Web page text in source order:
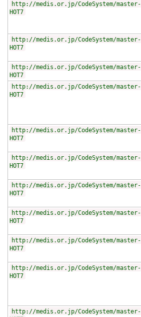
http://medis.or.jp/CodeSystem/master-
HOT7
http://medis.or.jp/CodeSystem/master-
HOT7
http://medis.or.jp/CodeSystem/master-
HOT7
http://medis.or.jp/CodeSystem/master-
HOT7
http://medis.or.jp/CodeSystem/master-
HOT7
http://medis.or.jp/CodeSystem/master-
HOT7
http://medis.or.jp/CodeSystem/master-
HOT7
http://medis.or.jp/CodeSystem/master-
HOT7
http://medis.or.jp/CodeSystem/master-
HOT7
http://medis.or.jp/CodeSystem/master-
HOT7
http://medis.or.jp/CodeSystem/master-